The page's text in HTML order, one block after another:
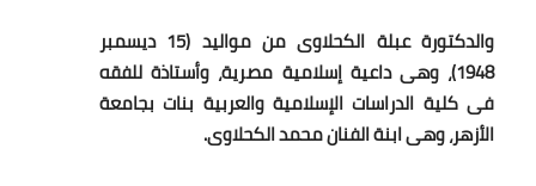
أخبار الرياضة
أخبار الفن
صحة
والدكتورة عبلة الكحلاوى من مواليد (15 ديسمبر
1948)، وهى داعية إسلامية مصرية، وأستاذة للفقه
فى كلية الدراسات الإسلامية والعربية بنات بجامعة
الأزهر، وهى ابنة الفنان محمد الكحلاوى.